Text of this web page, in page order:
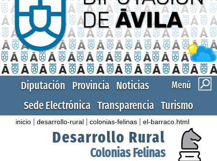
Menú
Diputación Provincia Noticias
Sede Electrónica Transparencia Turismo
inicio |desarrollo-rural |colonias-felinas |el-barraco.html
Desarrollo Rural
Colonias Felinas